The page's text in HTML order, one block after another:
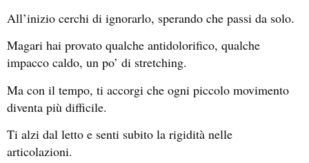
All’inizio cerchi di ignorarlo, sperando che passi da solo.
Magari hai provato qualche antidolorifico, qualche
impacco caldo, un po’ di stretching.
Ma con il tempo, ti accorgi che ogni piccolo movimento
diventa più difficile.
Ti alzi dal letto e senti subito la rigidità nelle
articolazioni.